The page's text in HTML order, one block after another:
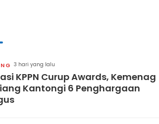
3 hari yang lalu
KPPN Curup Awards, Kemenag
Kantongi 6 Penghargaan